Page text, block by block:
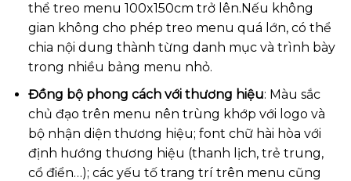
thể treo menu 100x150cm trở lên.Nếu không
gian không cho phép treo menu quá lớn, có thể
chia nội dung thành từng danh mục và trình bày
trong nhiều bảng menu nhỏ.
Đồng bộ phong cách với thương hiệu: Màu sắc
chủ đạo trên menu nên trùng khớp với logo và
bộ nhận diện thương hiệu; font chữ hài hòa với
định hướng thương hiệu (thanh lịch, trẻ trung,
cổ điển…); các yếu tố trang trí trên menu cũng